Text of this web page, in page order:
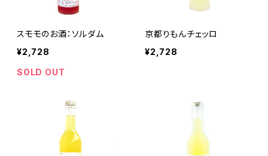
スモモのお酒：ソルダム
¥2,728
SOLD OUT
京都りもんチェッロ
¥2,728